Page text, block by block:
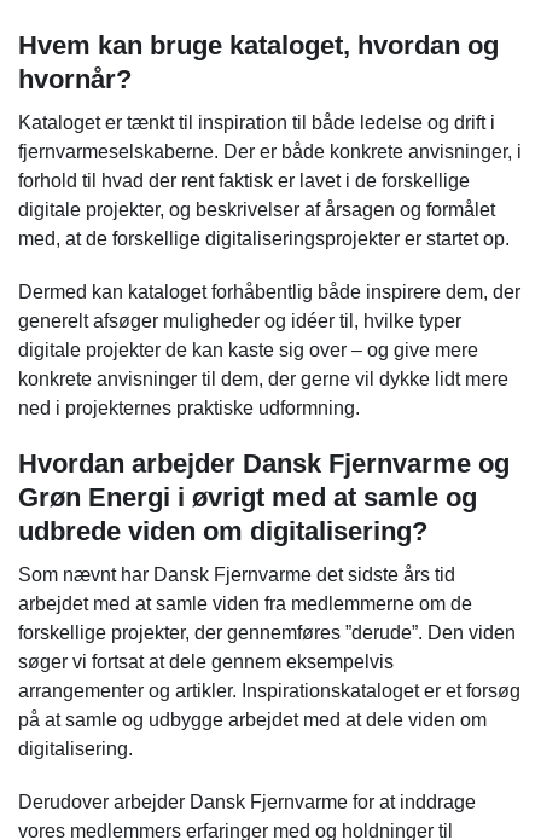
Hvem kan bruge kataloget, hvordan og
hvornår?
Kataloget er tænkt til inspiration til både ledelse og drift i
fjernvarmeselskaberne. Der er både konkrete anvisninger, i
forhold til hvad der rent faktisk er lavet i de forskellige
digitale projekter, og beskrivelser af årsagen og formålet
med, at de forskellige digitaliseringsprojekter er startet op.
Dermed kan kataloget forhåbentlig både inspirere dem, der
generelt afsøger muligheder og idéer til, hvilke typer
digitale projekter de kan kaste sig over – og give mere
konkrete anvisninger til dem, der gerne vil dykke lidt mere
ned i projekternes praktiske udformning.
Hvordan arbejder Dansk Fjernvarme og
Grøn Energi i øvrigt med at samle og
udbrede viden om digitalisering?
Som nævnt har Dansk Fjernvarme det sidste års tid
arbejdet med at samle viden fra medlemmerne om de
forskellige projekter, der gennemføres ”derude”. Den viden
søger vi fortsat at dele gennem eksempelvis
arrangementer og artikler. Inspirationskataloget er et forsøg
på at samle og udbygge arbejdet med at dele viden om
digitalisering.
Derudover arbejder Dansk Fjernvarme for at inddrage
vores medlemmers erfaringer med og holdninger til